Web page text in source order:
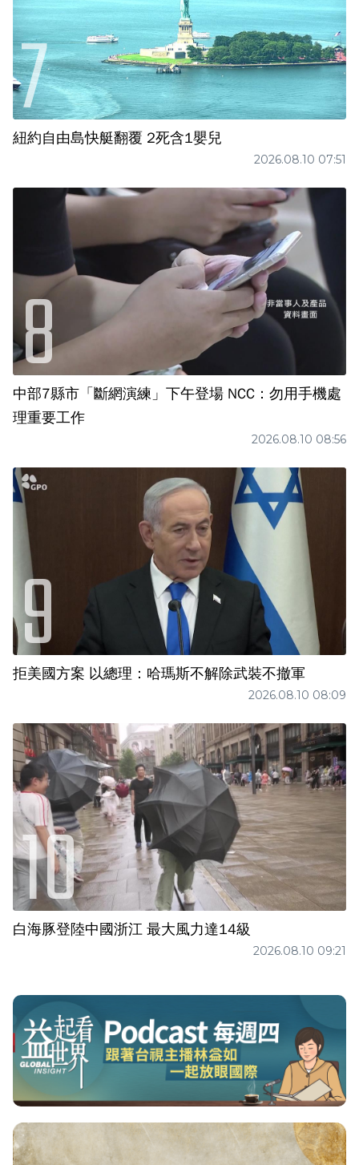
紐約自由島快艇翻覆 2死含1嬰兒
2026.08.10 07:51
中部7縣市「斷網演練」下午登場 NCC：勿用手機處
理重要工作
2026.08.10 08:56
拒美國方案 以總理：哈瑪斯不解除武裝不撤軍
2026.08.10 08:09
白海豚登陸中國浙江 最大風力達14級
2026.08.10 09:21